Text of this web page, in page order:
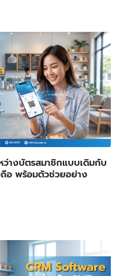
ว่างบัตรสมาชิกแบบเดิมกับ
อ พร้อมตัวช่วยอย่าง